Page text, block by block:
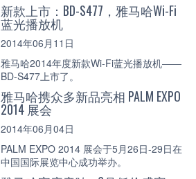
新款上市：BD-S477，雅马哈Wi-Fi
蓝光播放机
2014年06月11日
雅马哈2014年度新款Wi-Fi蓝光播放机——
BD-S477上市了。
雅马哈携众多新品亮相 PALM EXPO
2014 展会
2014年06月04日
PALM EXPO 2014 展会于5月26日-29日在
中国国际展览中心成功举办。